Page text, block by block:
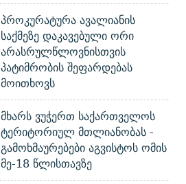
პროკურატურა ავალიანის
საქმეზე დაკავებული ორი
არასრულწლოვნისთვის
პატიმრობის შეფარდებას
მოითხოვს
მხარს ვუჭერთ საქართველოს
ტერიტორიულ მთლიანობას -
გამოხმაურებები აგვისტოს ომის
მე-18 წლისთავზე